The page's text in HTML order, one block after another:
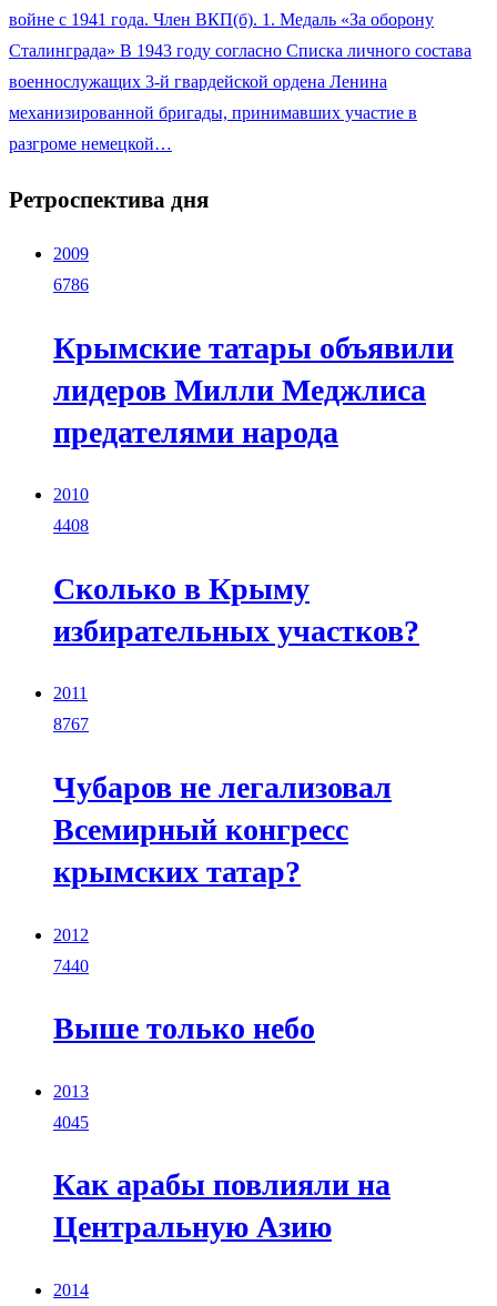
войне с 1941 года. Член ВКП(б). 1. Медаль «За оборону
Сталинграда» В 1943 году согласно Списка личного состава
военнослужащих 3-й гвардейской ордена Ленина
механизированной бригады, принимавших участие в
разгроме немецкой…
Ретроспектива дня
2009
6786
Крымские татары объявили
лидеров Милли Меджлиса
предателями народа
2010
4408
Сколько в Крыму
избирательных участков?
2011
8767
Чубаров не легализовал
Всемирный конгресс
крымских татар?
2012
7440
Выше только небо
2013
4045
Как арабы повлияли на
Центральную Азию
2014